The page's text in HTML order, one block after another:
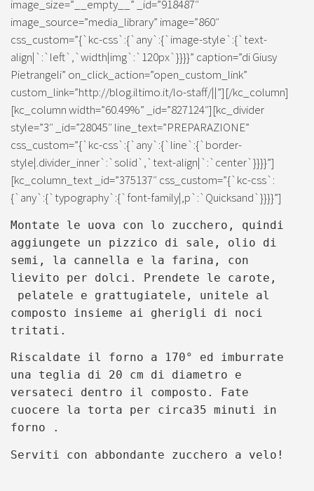
image_size=”__empty__” _id=”918487″
image_source=”media_library” image=”860″
css_custom=”{`kc-css`:{`any`:{`image-style`:{`text-
align|`:`left`,`width|img`:`120px`}}}}” caption=”di Giusy
Pietrangeli” on_click_action=”open_custom_link”
custom_link=”http://blog.iltimo.it/lo-staff/||”][/kc_column]
[kc_column width=”60.49%” _id=”827124″][kc_divider
style=”3″ _id=”28045″ line_text=”PREPARAZIONE”
css_custom=”{`kc-css`:{`any`:{`line`:{`border-
style|.divider_inner`:`solid`,`text-align|`:`center`}}}}”]
[kc_column_text _id=”375137″ css_custom=”{`kc-css`:
{`any`:{`typography`:{`font-family|,p`:`Quicksand`}}}}”]
Montate le uova con lo zucchero, quindi
aggiungete un pizzico di sale, olio di
semi, la cannella e la farina, con
lievito per dolci. Prendete le carote,
pelatele e grattugiatele, unitele al
composto insieme ai gherigli di noci
tritati.
Riscaldate il forno a 170° ed imburrate
una teglia di 20 cm di diametro e
versateci dentro il composto. Fate
cuocere la torta per circa35 minuti in
forno .
Serviti con abbondante zucchero a velo!